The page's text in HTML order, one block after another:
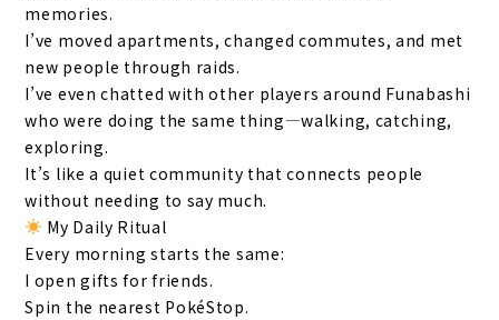
memories.
I’ve moved apartments, changed commutes, and met
new people through raids.
I’ve even chatted with other players around Funabashi
who were doing the same thing—walking, catching,
exploring.
It’s like a quiet community that connects people
without needing to say much.
My Daily Ritual
Every morning starts the same:
I open gifts for friends.
Spin the nearest PokéStop.